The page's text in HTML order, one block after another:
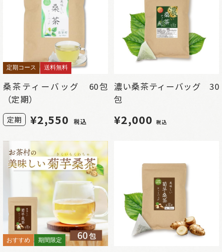
定期コース 送料無料
桑茶ティーバッグ 60包
（定期）
定期 ¥2,550 税込
濃い桑茶ティーバッグ 30
包
¥2,000 税込
おすすめ 期間限定